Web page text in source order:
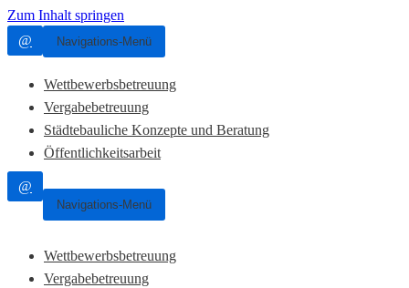
Zum Inhalt springen
@
Navigations-Menü
Wettbewerbsbetreuung
Vergabebetreuung
Städtebauliche Konzepte und Beratung
Öffentlichkeitsarbeit
@
Navigations-Menü
Wettbewerbsbetreuung
Vergabebetreuung